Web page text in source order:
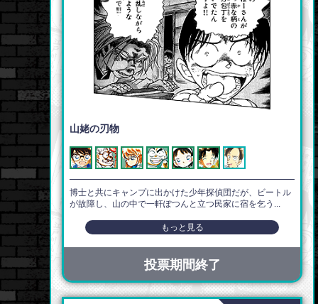
山姥の刃物
博士と共にキャンプに出かけた少年探偵団だが、ビートル
が故障し、山の中で一軒ぽつんと立つ民家に宿を乞う...
もっと見る
投票期間終了